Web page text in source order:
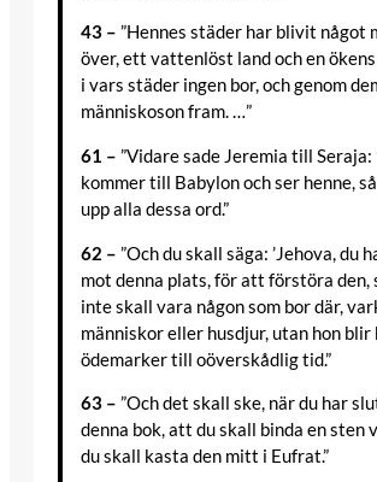
43 – ”Hennes städer har blivit något
över, ett vattenlöst land och en
i vars städer ingen bor, och genom
människoson fram. …”
61 – ”Vidare sade Jeremia till Seraja:
kommer till Babylon och ser henne,
upp alla dessa ord.”
62 – ”Och du skall säga: ’Jehova, du
mot denna plats, för att förstöra den,
inte skall vara någon som bor där,
människor eller husdjur, utan hon
ödemarker till oöverskådlig tid.”
63 – ”Och det skall ske, när du har
denna bok, att du skall binda en sten
du skall kasta den mitt i Eufrat.”